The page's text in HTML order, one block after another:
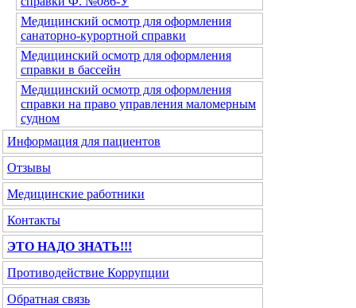
Медицинский осмотр для оформления
санаторно-курортной справки
Медицинский осмотр для оформления
справки в бассейн
Медицинский осмотр для оформления
справки на право управления маломерным
судном
Информация для пациентов
Отзывы
Медицинские работники
Контакты
ЭТО НАДО ЗНАТЬ!!!
Противодействие Коррупции
Обратная связь